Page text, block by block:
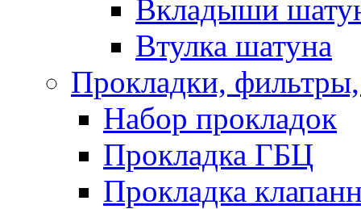
Вкладыши
Втулка шатуна
Прокладки,
Набор прокладок
Прокладка ГБЦ
Прокладка